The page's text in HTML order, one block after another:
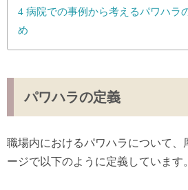
4 病院での事例から考えるパワハラ
め
パワハラの定義
職場内におけるパワハラについて、
ージで以下のように定義しています。